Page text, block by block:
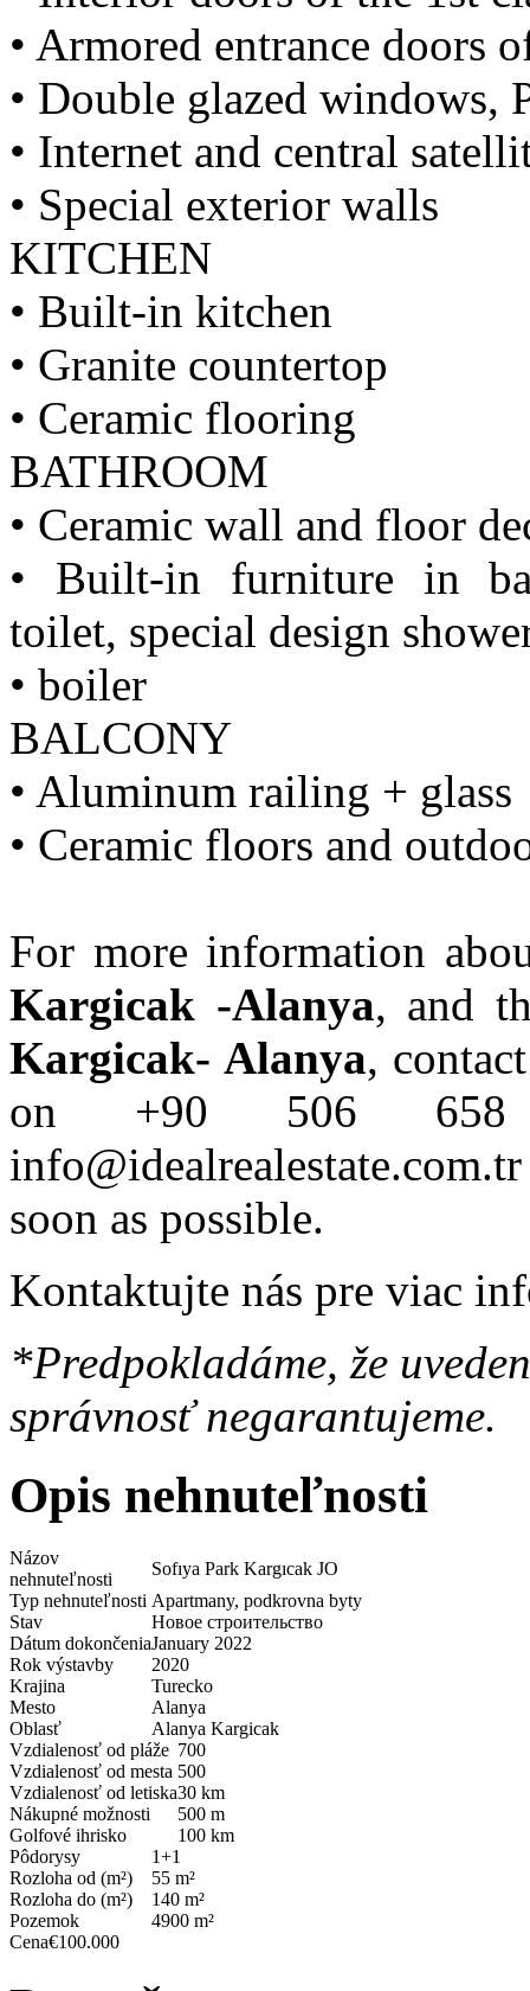
• Armored entrance doors
• Double glazed windows,
• Internet and central
• Special exterior walls
KITCHEN
• Built-in kitchen
• Granite countertop
• Ceramic flooring
BATHROOM
• Ceramic wall and floor
• Built-in furniture in
toilet, special design
• boiler
BALCONY
• Aluminum railing + glass
• Ceramic floors and
For more information
Kargicak -Alanya, and
Kargicak- Alanya,
on +90 506
soon as possible.
Kontaktujte nás pre viac
*Predpokladáme, že
správnosť negarantujeme.
Opis nehnuteľnosti
Názov
nehnuteľnosti
Sofıya Park Kargıcak JO
Typ nehnuteľnosti Apartmany, podkrovna byty
Stav
Новое строительство
Dátum dokončeniaJanuary 2022
Rok výstavby
2020
Krajina
Turecko
Mesto
Alanya
Oblasť
Alanya Kargicak
Vzdialenosť od pláže 700
Vzdialenosť od mesta 500
Vzdialenosť od letiska30 km
Nákupné možnosti
500 m
Golfové ihrisko
100 km
Pôdorysy
1+1
Rozloha od (m²)
55 m²
Rozloha do (m²)
140 m²
Pozemok
4900 m²
Cena€100.000